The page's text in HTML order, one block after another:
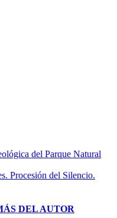
del Parque Natural
Procesión del Silencio.
DEL AUTOR